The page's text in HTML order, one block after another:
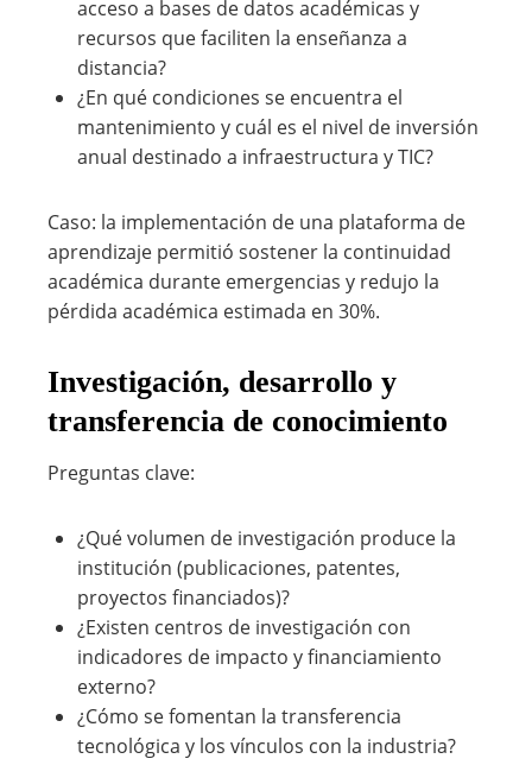
acceso a bases de datos académicas y
recursos que faciliten la enseñanza a
distancia?
¿En qué condiciones se encuentra el
mantenimiento y cuál es el nivel de inversión
anual destinado a infraestructura y TIC?
Caso: la implementación de una plataforma de
aprendizaje permitió sostener la continuidad
académica durante emergencias y redujo la
pérdida académica estimada en 30%.
Investigación, desarrollo y
transferencia de conocimiento
Preguntas clave:
¿Qué volumen de investigación produce la
institución (publicaciones, patentes,
proyectos financiados)?
¿Existen centros de investigación con
indicadores de impacto y financiamiento
externo?
¿Cómo se fomentan la transferencia
tecnológica y los vínculos con la industria?